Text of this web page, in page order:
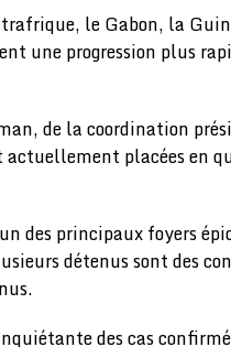
le Gabon, la
une progression plus
de la coordination
actuellement placées en
des principaux foyers
détenus sont des
des cas